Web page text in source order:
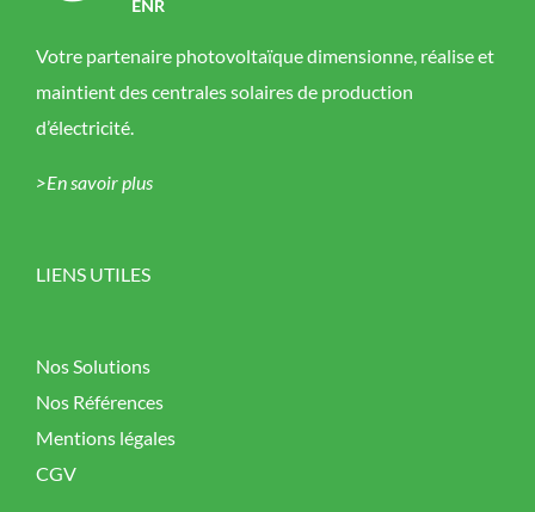
Votre partenaire photovoltaïque dimensionne, réalise et
maintient des centrales solaires de production
d’électricité.
>En savoir plus
LIENS UTILES
Nos Solutions
Nos Références
Mentions légales
CGV